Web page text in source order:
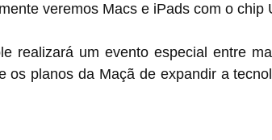
veremos Macs e iPads com o chip
realizará um evento especial entre
os planos da Maçã de expandir a